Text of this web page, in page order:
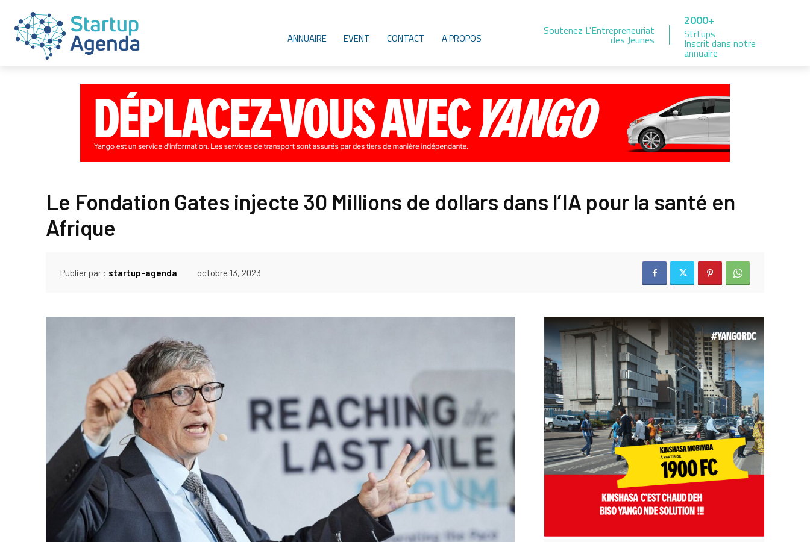
ANNUAIRE EVENT CONTACT A PROPOS
Soutenez L'Entrepreneuriat
des Jeunes
2000+
Strtups
Inscrit dans notre
annuaire
Le Fondation Gates injecte 30 Millions de dollars dans l’IA pour la santé en
Afrique
Publier par : startup-agenda octobre 13, 2023